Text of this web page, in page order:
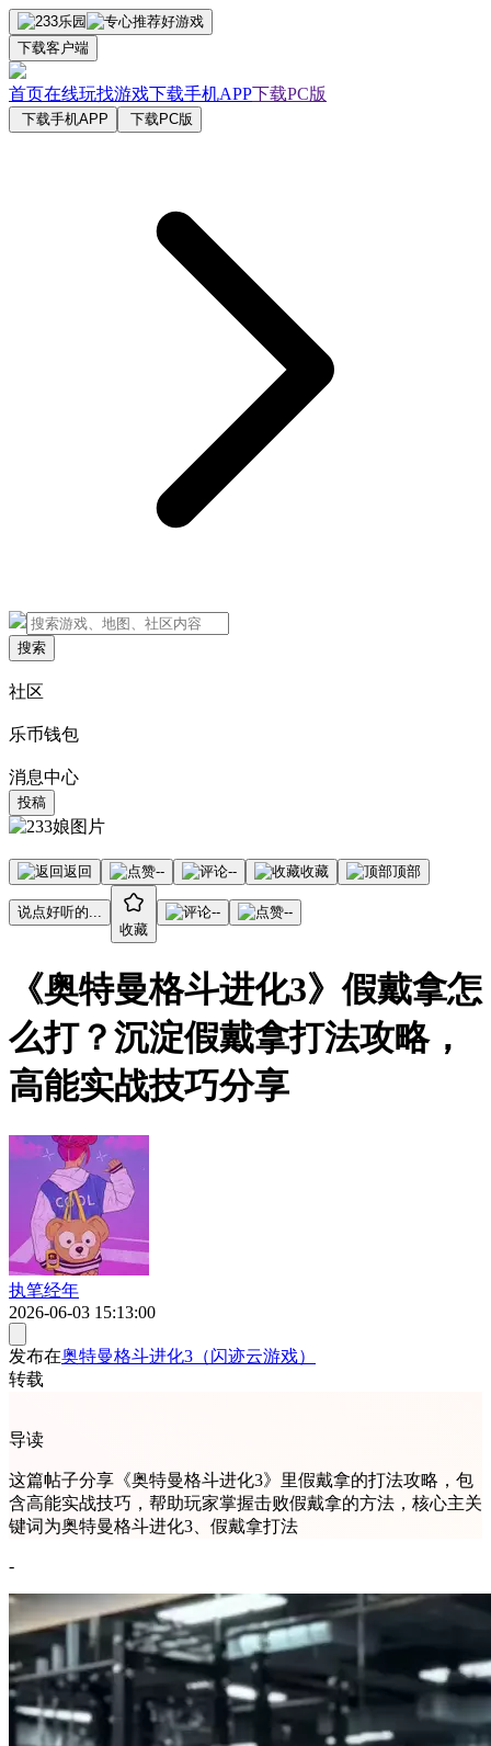
下载客户端
首页在线玩找游戏下载手机APP下载PC版
下载手机APP 下载PC版
搜索
社区
乐币钱包
消息中心
投稿
返回 -- -- 收藏 顶部
说点好听的...
收藏
-- --
《奥特曼格斗进化3》假戴拿怎
么打？沉淀假戴拿打法攻略，
高能实战技巧分享
执笔经年
2026-06-03 15:13:00
发布在奥特曼格斗进化3（闪迹云游戏）
转载
导读
这篇帖子分享《奥特曼格斗进化3》里假戴拿的打法攻略，包
含高能实战技巧，帮助玩家掌握击败假戴拿的方法，核心主关
键词为奥特曼格斗进化3、假戴拿打法
-